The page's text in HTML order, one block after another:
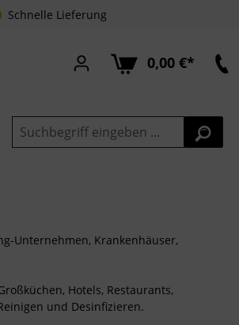
Schnelle Lieferung
0,00 €*
Unternehmen, Krankenhäuser,
Hotels, Restaurants,
und Desinfizieren.